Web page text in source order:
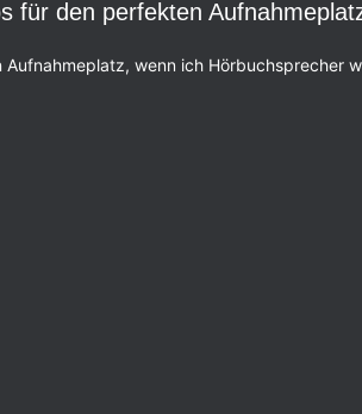
für den perfekten
wenn ich